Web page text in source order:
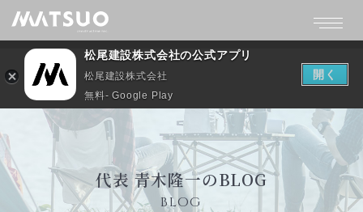
代表 青木隆一のBLOG
BLOG
松尾建設株式会社の公式アプリ
松尾建設株式会社
無料- Google Play
開く